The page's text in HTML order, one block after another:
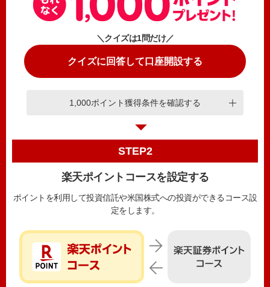
＼クイズは1問だけ／
クイズに回答して口座開設する
1,000ポイント獲得条件を確認する
STEP2
楽天ポイントコースを設定する
ポイントを利用して投資信託や米国株式への投資ができるコース設
定をします。